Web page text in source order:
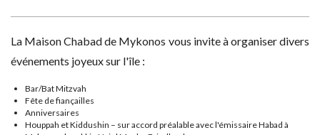
La Maison Chabad de Mykonos vous invite à organiser divers
événements joyeux sur l'île :
Bar/Bat Mitzvah
Fête de fiançailles
Anniversaires
Houppah et Kiddushin – sur accord préalable avec l'émissaire Habad à